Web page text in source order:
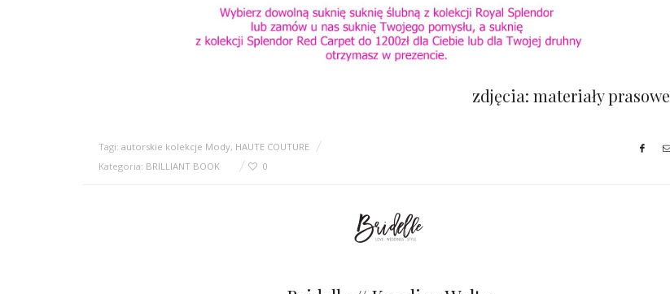
zdjęcia: materiały prasowe
Tagi: autorskie kolekcje Mody, HAUTE COUTURE
Kategoria: BRILLIANT BOOK 0